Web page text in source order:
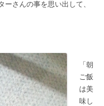
ーさんの事を思い出して、
「朝
ご飯
は美
味し